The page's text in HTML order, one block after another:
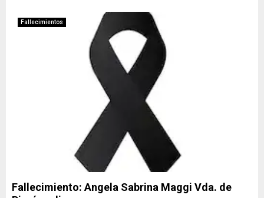
Fallecimientos
Fallecimiento: Angela Sabrina Maggi Vda. de